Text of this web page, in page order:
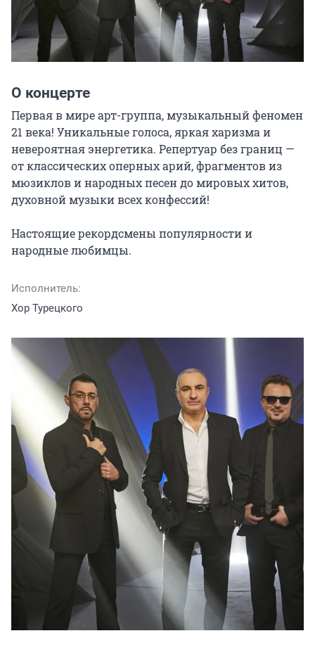
О концерте
Первая в мире арт-группа, музыкальный феномен
21 века! Уникальные голоса, яркая харизма и
невероятная энергетика. Репертуар без границ —
от классических оперных арий, фрагментов из
мюзиклов и народных песен до мировых хитов,
духовной музыки всех конфессий!
Настоящие рекордсмены популярности и
народные любимцы.
Исполнитель:
Хор Турецкого